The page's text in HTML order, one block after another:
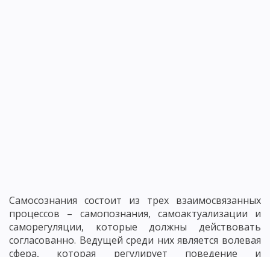
Самосознания состоит из трех взаимосвязанных
процессов – самопознания, самоактуализации и
саморегуляции, которые должны действовать
согласованно. Ведущей среди них является волевая
сфера, которая регулирует поведение и